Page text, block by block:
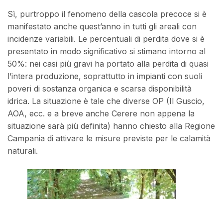
Sì, purtroppo il fenomeno della cascola precoce si è
manifestato anche quest’anno in tutti gli areali con
incidenze variabili. Le percentuali di perdita dove si è
presentato in modo significativo si stimano intorno al
50%: nei casi più gravi ha portato alla perdita di quasi
l’intera produzione, soprattutto in impianti con suoli
poveri di sostanza organica e scarsa disponibilità
idrica. La situazione è tale che diverse OP (Il Guscio,
AOA, ecc. e a breve anche Cerere non appena la
situazione sarà più definita) hanno chiesto alla Regione
Campania di attivare le misure previste per le calamità
naturali.